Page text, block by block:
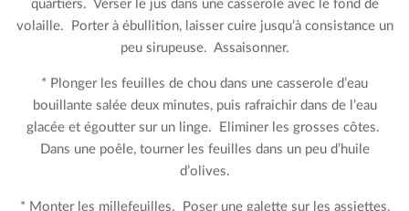
quartiers. Verser le jus dans une casserole avec le fond de
volaille. Porter à ébullition, laisser cuire jusqu’à consistance un
peu sirupeuse. Assaisonner.
* Plonger les feuilles de chou dans une casserole d’eau
bouillante salée deux minutes, puis rafraichir dans de l’eau
glacée et égoutter sur un linge. Eliminer les grosses côtes.
Dans une poêle, tourner les feuilles dans un peu d’huile
d’olives.
* Monter les millefeuilles. Poser une galette sur les assiettes,